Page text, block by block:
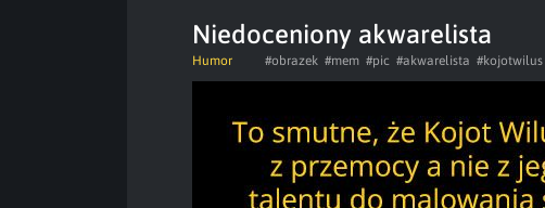
Niedoceniony akwarelista
Humor #obrazek #mem #pic #akwarelista #kojotwilus